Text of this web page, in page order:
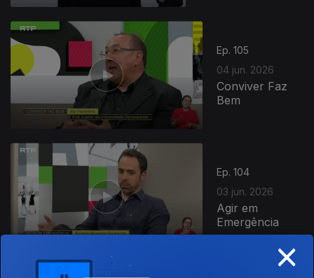
Ep. 105
04 jun. 2026
Conviver Faz
Bem
Ep. 104
03 jun. 2026
Agir em
Emergência
×